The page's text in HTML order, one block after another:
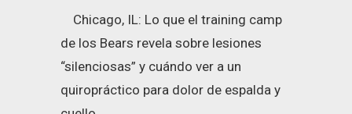
Chicago, IL: Lo que el training camp
de los Bears revela sobre lesiones
“silenciosas” y cuándo ver a un
quiropráctico para dolor de espalda y